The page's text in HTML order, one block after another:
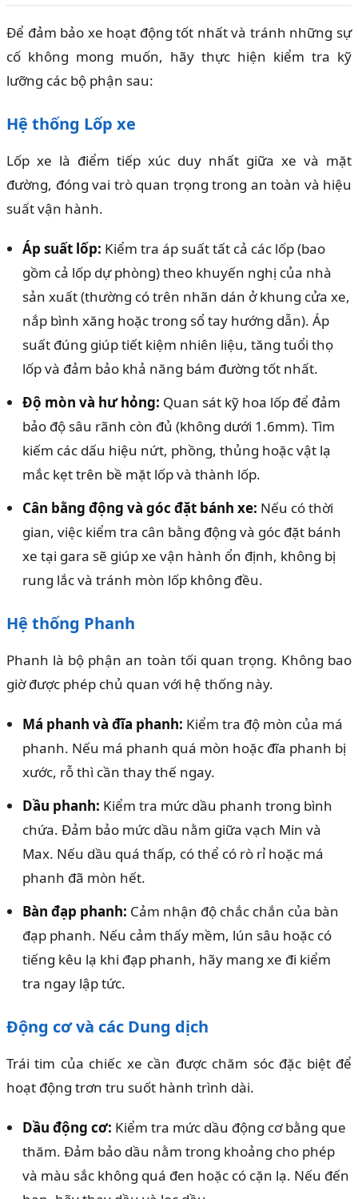
Để đảm bảo xe hoạt động tốt nhất và tránh những sự
cố không mong muốn, hãy thực hiện kiểm tra kỹ
lưỡng các bộ phận sau:
Hệ thống Lốp xe
Lốp xe là điểm tiếp xúc duy nhất giữa xe và mặt
đường, đóng vai trò quan trọng trong an toàn và hiệu
suất vận hành.
Áp suất lốp: Kiểm tra áp suất tất cả các lốp (bao
gồm cả lốp dự phòng) theo khuyến nghị của nhà
sản xuất (thường có trên nhãn dán ở khung cửa xe,
nắp bình xăng hoặc trong sổ tay hướng dẫn). Áp
suất đúng giúp tiết kiệm nhiên liệu, tăng tuổi thọ
lốp và đảm bảo khả năng bám đường tốt nhất.
Độ mòn và hư hỏng: Quan sát kỹ hoa lốp để đảm
bảo độ sâu rãnh còn đủ (không dưới 1.6mm). Tìm
kiếm các dấu hiệu nứt, phồng, thủng hoặc vật lạ
mắc kẹt trên bề mặt lốp và thành lốp.
Cân bằng động và góc đặt bánh xe: Nếu có thời
gian, việc kiểm tra cân bằng động và góc đặt bánh
xe tại gara sẽ giúp xe vận hành ổn định, không bị
rung lắc và tránh mòn lốp không đều.
Hệ thống Phanh
Phanh là bộ phận an toàn tối quan trọng. Không bao
giờ được phép chủ quan với hệ thống này.
Má phanh và đĩa phanh: Kiểm tra độ mòn của má
phanh. Nếu má phanh quá mòn hoặc đĩa phanh bị
xước, rỗ thì cần thay thế ngay.
Dầu phanh: Kiểm tra mức dầu phanh trong bình
chứa. Đảm bảo mức dầu nằm giữa vạch Min và
Max. Nếu dầu quá thấp, có thể có rò rỉ hoặc má
phanh đã mòn hết.
Bàn đạp phanh: Cảm nhận độ chắc chắn của bàn
đạp phanh. Nếu cảm thấy mềm, lún sâu hoặc có
tiếng kêu lạ khi đạp phanh, hãy mang xe đi kiểm
tra ngay lập tức.
Động cơ và các Dung dịch
Trái tim của chiếc xe cần được chăm sóc đặc biệt để
hoạt động trơn tru suốt hành trình dài.
Dầu động cơ: Kiểm tra mức dầu động cơ bằng que
thăm. Đảm bảo dầu nằm trong khoảng cho phép
và màu sắc không quá đen hoặc có cặn lạ. Nếu đến